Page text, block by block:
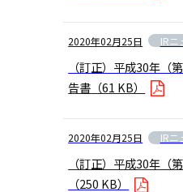
2020年02月25日 IRニ
（訂正）平成30年（
告書 （61 KB）
2020年02月25日 IRニ
（訂正）平成30年（
（250 KB）